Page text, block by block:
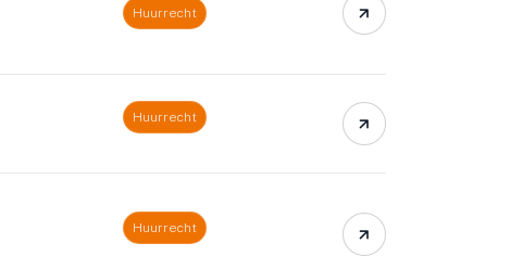
Huurrecht
Huurrecht
Huurrecht